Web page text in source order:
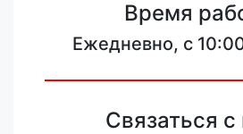
Время
Ежедневно, с
Связаться